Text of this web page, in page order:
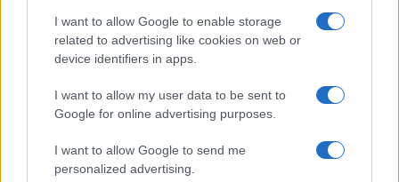
I want to allow Google to enable storage
related to advertising like cookies on web or
device identifiers in apps.
I want to allow my user data to be sent to
Google for online advertising purposes.
I want to allow Google to send me
personalized advertising.